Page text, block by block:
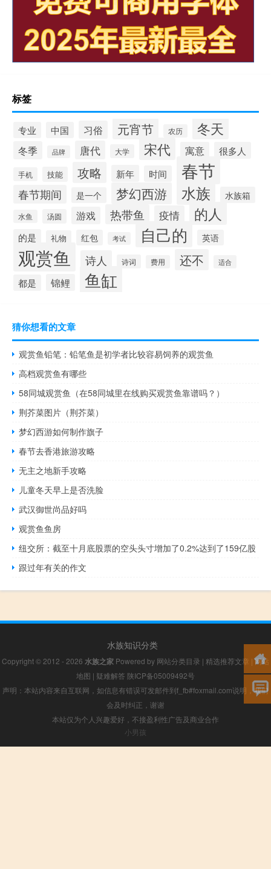
标签
专业 中国 习俗 元宵节 农历 冬天
冬季 品牌 唐代 大学 宋代 寓意 很多人
手机 技能 攻略 新年 时间 春节
春节期间 是一个 梦幻西游 水族 水族箱
水鱼 汤圆 游戏 热带鱼 疫情 的人
的是 礼物 红包 考试 自己的 英语
观赏鱼 诗人 诗词 费用 还不 适合
都是 锦鲤 鱼缸
猜你想看的文章
观赏鱼铅笔：铅笔鱼是初学者比较容易饲养的观赏鱼
高档观赏鱼有哪些
58同城观赏鱼（在58同城里在线购买观赏鱼靠谱吗？）
荆芥菜图片（荆芥菜）
梦幻西游如何制作旗子
春节去香港旅游攻略
无主之地新手攻略
儿童冬天早上是否洗脸
武汉御世尚品好吗
观赏鱼鱼房
纽交所：截至十月底股票的空头头寸增加了0.2%达到了159亿股
跟过年有关的作文
水族知识分类
Copyright © 2012 - 2026 水族之家 Powered by 网站分类目录 | 精选推荐文章 |网站
地图 | 疑难解答 陕ICP备05009492号
声明：本站内容来自互联网，如信息有错误可发邮件到f_fb#foxmail.com说明，我们
会及时纠正，谢谢
本站仅为个人兴趣爱好，不接盈利性广告及商业合作
小男孩